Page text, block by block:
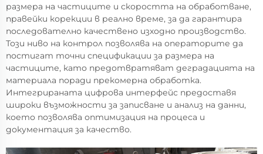
размера на частиците и скоростта на обработване,
правейки корекции в реално време, за да гарантира
последователно качествено изходно производство.
Този ниво на контрол позволява на операторите да
постигат точни спецификации за размера на
частиците, като предотвратяват деградацията на
материала поради прекомерна обработка.
Интегрираната цифрова интерфейс предоставя
широки възможности за записване и анализ на данни,
което позволява оптимизация на процеса и
документация за качество.